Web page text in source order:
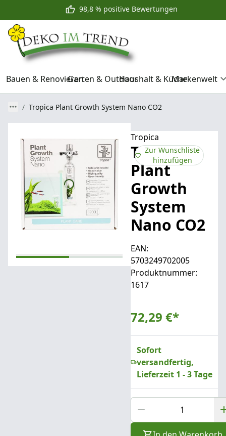
98,8 % positive Bewertungen
Bauen & RenovierenGarten & OutdoorHaushalt & KücheMarkenwelt
Tropica Plant Growth System Nano CO2
Tropica
Tropica
Plant
Growth
System
Nano CO2
EAN:
5703249702005
Produktnummer:
1617
72,29 €*
Zur Wunschliste
hinzufügen
Sofort
versandfertig,
Lieferzeit 1 - 3 Tage